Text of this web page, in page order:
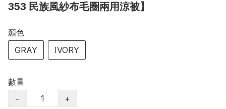
353 民族風紗布毛圈兩用涼被】
顏色
GRAY
IVORY
數量
−
+